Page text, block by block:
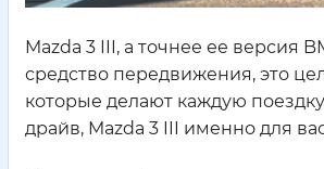
Mazda 3 III, а точнее ее версия
средство передвижения, это
которые делают каждую
драйв, Mazda 3 III именно для